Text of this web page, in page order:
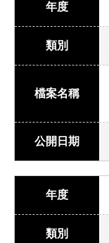
年度
類別
檔案名稱
公開日期
年度
類別